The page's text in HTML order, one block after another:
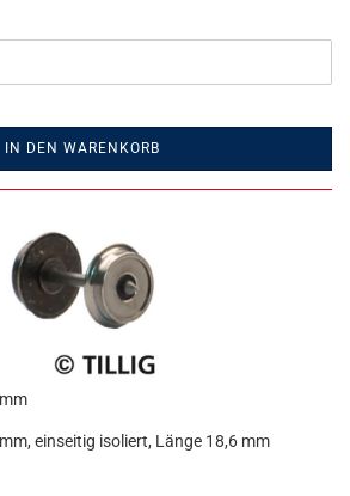
IN DEN WARENKORB
einseitig isoliert, Länge 18,6 mm